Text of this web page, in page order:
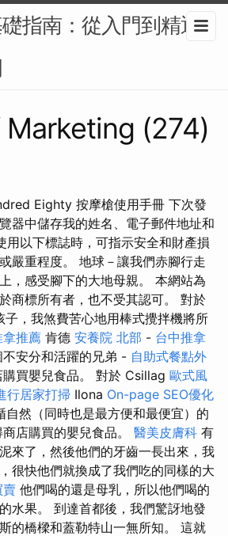
指南：從入門到精通-
Marketing (274)
Eighty 按摩槍使用手冊 下次發
器中儲存我的姓名、電子郵件地址和
用以下標誌時，可指示安全和財產損
嚴重程度。 地球－讓我們赤腳行走
，感受腳下的大地母親。 本網站為
商標所有者，也不受其認可。 對於
，我煞費苦心地用棒式攪拌機將所
推薦 肯德 安養院 北部 - 台中推拿
安分和活躍的兄弟 - 自助式餐點外
買嬰兒食品。 對於 Csillag 歐式風
行居家打掃 Ilona On-page SEO優化
自然（同時也是最方便和最便宜）的
店購買的嬰兒食品。 醫美皮膚科 有
來了，然後他們的牙齒一長出來，我
很快他們就換成了我們吃的同樣的大
賣 他們喝的還是母乳，所以他們喝的
水果。 到達首都後，我們驚訝地發
的橋樑和蓋勒特山一無所知。 這就